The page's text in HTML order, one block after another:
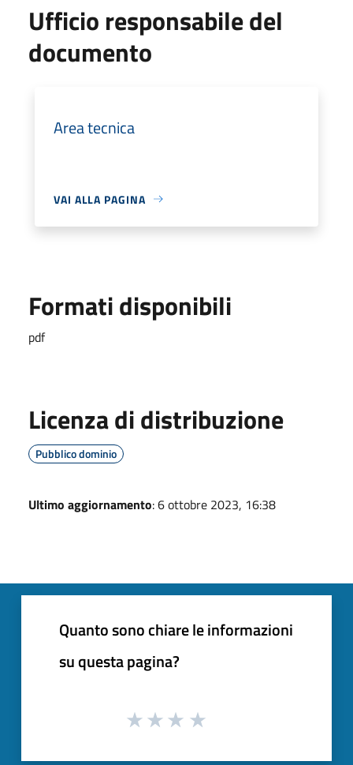
Ufficio responsabile del
documento
Area tecnica
VAI ALLA PAGINA
Formati disponibili
pdf
Licenza di distribuzione
Pubblico dominio
Ultimo aggiornamento: 6 ottobre 2023, 16:38
Quanto sono chiare le informazioni
su questa pagina?